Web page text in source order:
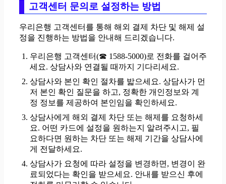
고객센터 문의로 설정하는 방법
우리은행 고객센터를 통해 해외 결제 차단 및 해제 설
정을 진행하는 방법을 안내해 드리겠습니다.
우리은행 고객센터(☎ 1588-5000)로 전화를 걸어주
세요. 상담사와 연결될 때까지 기다리세요.
상담사와 본인 확인 절차를 밟으세요. 상담사가 먼
저 본인 확인 질문을 하고, 정확한 개인정보와 계
정 정보를 제공하여 본인임을 확인하세요.
상담사에게 해외 결제 차단 또는 해제를 요청하세
요. 어떤 카드에 설정을 원하는지 알려주시고, 필
요하다면 원하는 차단 또는 해제 기간을 상담사에
게 전달하세요.
상담사가 요청에 따라 설정을 변경하면, 변경이 완
료되었다는 확인을 받으세요. 안내를 받으신 후에